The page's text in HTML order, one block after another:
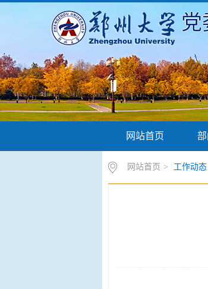
党
网站首页
网站首页 > 工作动态